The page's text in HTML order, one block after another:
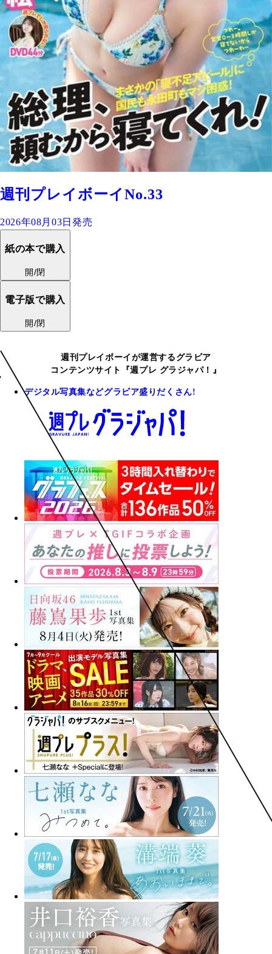
週刊プレイボーイNo.33
2026年08月03日発売
紙の本で購入
開/閉
電子版で購入
開/閉
週刊プレイボーイが運営するグラビア
コンテンツサイト『週プレ グラジャパ！』
デジタル写真集などグラビア盛りだくさん!